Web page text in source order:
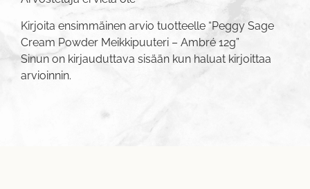
Kirjoita ensimmäinen arvio tuotteelle “Peggy Sage
Cream Powder Meikkipuuteri – Ambré 12g”
Sinun on kirjauduttava sisään kun haluat kirjoittaa
arvioinnin.